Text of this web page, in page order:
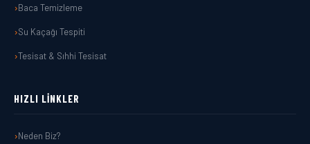
Baca Temizleme
Su Kaçağı Tespiti
Tesisat & Sıhhi Tesisat
HIZLI LINKLER
Neden Biz?